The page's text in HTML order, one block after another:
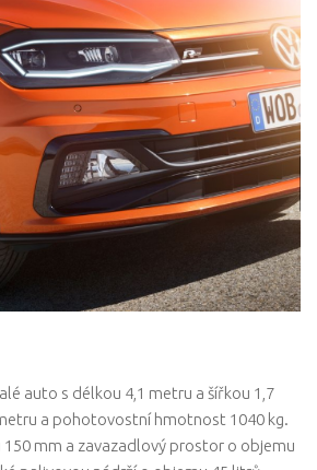
auto s délkou 4,1 metru a šířkou 1,7
a pohotovostní hmotnost 1040 kg.
150 mm a zavazadlový prostor o objemu